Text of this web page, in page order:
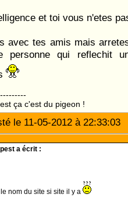
et toi vous n'etes
avec tes amis mais
personne qui reflechit
ça c'est du pigeon !
le 11-05-2012 à
a écrit :
nom du site si site il y a